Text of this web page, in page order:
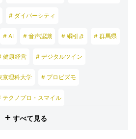
# ダイバーシティ
# AI # 音声認識 # 綱引き # 群馬県
健康経営 # デジタルツイン
京理科大学 # プロビズモ
テクノプロ・スマイル
# テクノプロ・エンジニアリング
すべて見る